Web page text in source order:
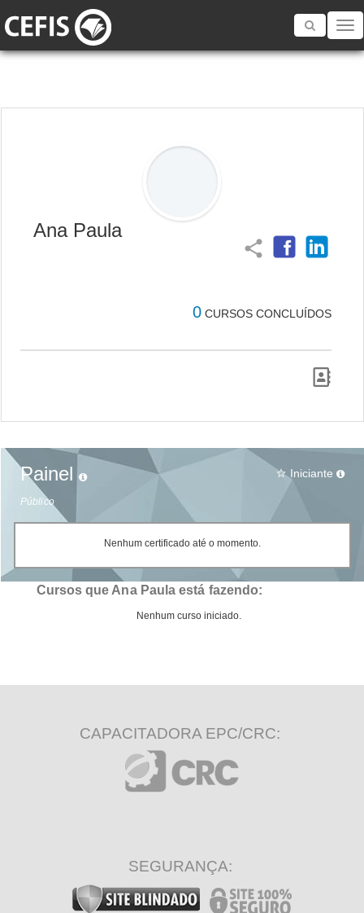
Toggle
Ana Paula
share
0 CURSOS CONCLUÍDOS
Painel
Público
star_border Iniciante
Nenhum certificado até o momento.
Cursos que Ana Paula está fazendo:
Nenhum curso iniciado.
CAPACITADORA EPC/CRC:
SEGURANÇA: